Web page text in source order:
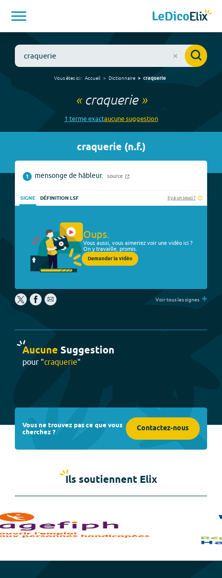
Vous êtes ici : Accueil Dictionnaire craquerie
« craquerie»
1 termeexactaucunesuggestion
craquerie (n.f.)
1 mensonge de hâbleur. source
SIGNE DÉFINITION LSF Il y a un souci ?
Oups.
Vous aussi, vous aimeriez voir une vidéo ici ?
On y travaille, promis.
Demander la vidéo
Voir tous les signes +
Aucune Suggestion
pour "craquerie"
Vous ne trouvez pas ce que vous
cherchez ? Contactez-nous
Ils soutiennent Elix